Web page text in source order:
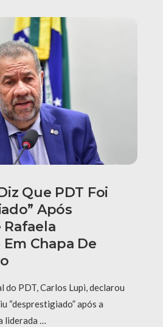
Que PDT Foi
Após
Rafaela
Chapa De
do PDT, Carlos Lupi, declarou
“desprestigiado” após a
liderada …